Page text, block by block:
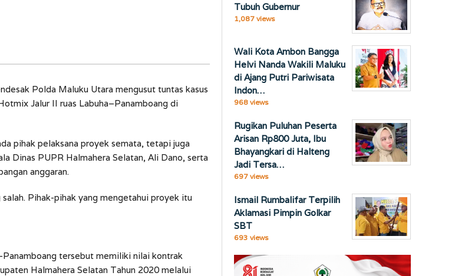
Polda Maluku Utara mengusut tuntas kasus
Jalur II ruas Labuha–Panamboang di
pihak pelaksana proyek semata, tetapi juga
Dinas PUPR Halmahera Selatan, Ali Dano, serta
anggaran.
Pihak-pihak yang mengetahui proyek itu
tersebut memiliki nilai kontrak
Halmahera Selatan Tahun 2020 melalui
Tubuh Gubernur
1,087 views
Wali Kota Ambon Bangga
Helvi Nanda Wakili Maluku
di Ajang Putri Pariwisata
Indon…
968 views
Rugikan Puluhan Peserta
Arisan Rp800 Juta, Ibu
Bhayangkari di Halteng
Jadi Tersa…
697 views
Ismail Rumbalifar Terpilih
Aklamasi Pimpin Golkar
SBT
693 views